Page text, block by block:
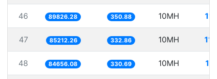
46 89826.28 350.88 10MH
47 85212.26 332.86 10MH
48 84656.08 330.69 10MH